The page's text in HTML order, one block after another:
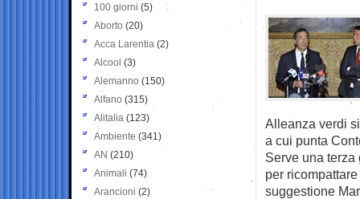
Alleanza verdi
a cui punta
Serve una
per
suggestione
100 giorni (5)
Aborto (20)
Acca Larentia (2)
Alcool (3)
Alemanno (150)
Alfano (315)
Alitalia (123)
Ambiente (341)
AN (210)
Animali (74)
Arancioni (2)